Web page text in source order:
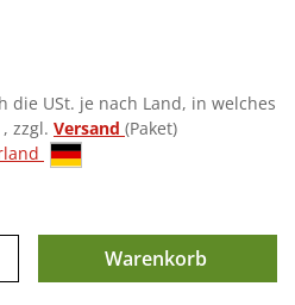
die USt. je nach Land, in welches
zzgl. Versand (Paket)
Warenkorb